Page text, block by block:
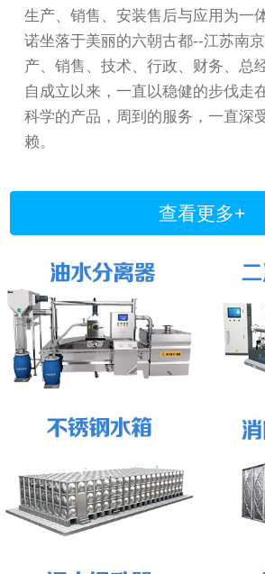
生产、销售、安装售后与应用为一
诺坐落于美丽的六朝古都--江苏南
产、销售、技术、行政、财务、总
自成立以来，一直以稳健的步伐走
科学的产品，周到的服务，一直深
赖。
查看更多+